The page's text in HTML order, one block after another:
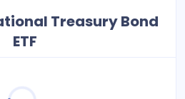
Treasury Bond
ETF